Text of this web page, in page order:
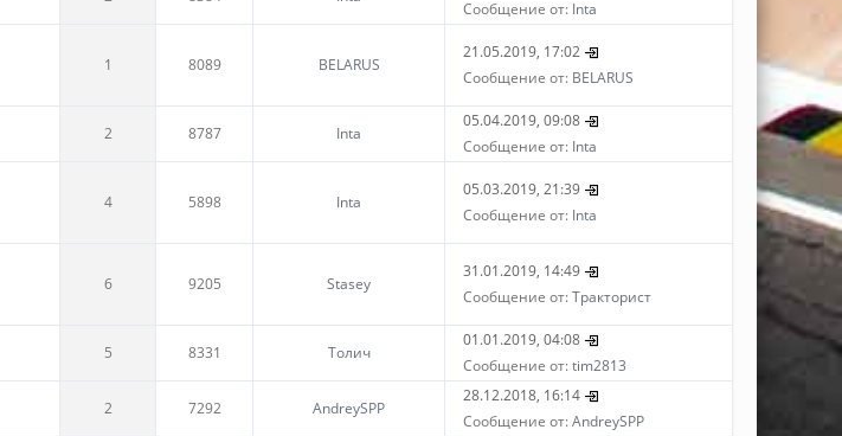
Сообщение от: Inta
1 8089 BELARUS
21.05.2019, 17:02
Сообщение от: BELARUS
2 8787 Inta
05.04.2019, 09:08
Сообщение от: Inta
4 5898 Inta
05.03.2019, 21:39
Сообщение от: Inta
6 9205 Stasey
31.01.2019, 14:49
Сообщение от:Тракторист
5 8331 Толич
01.01.2019, 04:08
Сообщение от:tim2813
2 7292 AndreySPP
28.12.2018, 16:14
Сообщение от:AndreySPP